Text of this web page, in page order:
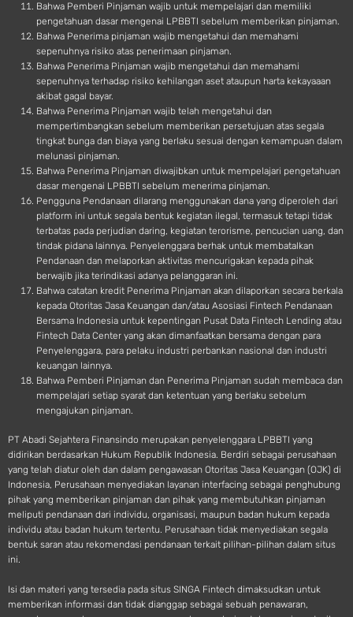
Bahwa Pemberi Pinjaman wajib untuk mempelajari dan memiliki
pengetahuan dasar mengenai LPBBTI sebelum memberikan pinjaman.
Bahwa Penerima pinjaman wajib mengetahui dan memahami
sepenuhnya risiko atas penerimaan pinjaman.
Bahwa Penerima Pinjaman wajib mengetahui dan memahami
sepenuhnya terhadap risiko kehilangan aset ataupun harta kekayaaan
akibat gagal bayar.
Bahwa Penerima Pinjaman wajib telah mengetahui dan
mempertimbangkan sebelum memberikan persetujuan atas segala
tingkat bunga dan biaya yang berlaku sesuai dengan kemampuan dalam
melunasi pinjaman.
Bahwa Penerima Pinjaman diwajibkan untuk mempelajari pengetahuan
dasar mengenai LPBBTI sebelum menerima pinjaman.
Pengguna Pendanaan dilarang menggunakan dana yang diperoleh dari
platform ini untuk segala bentuk kegiatan ilegal, termasuk tetapi tidak
terbatas pada perjudian daring, kegiatan terorisme, pencucian uang, dan
tindak pidana lainnya. Penyelenggara berhak untuk membatalkan
Pendanaan dan melaporkan aktivitas mencurigakan kepada pihak
berwajib jika terindikasi adanya pelanggaran ini.
Bahwa catatan kredit Penerima Pinjaman akan dilaporkan secara berkala
kepada Otoritas Jasa Keuangan dan/atau Asosiasi Fintech Pendanaan
Bersama Indonesia untuk kepentingan Pusat Data Fintech Lending atau
Fintech Data Center yang akan dimanfaatkan bersama dengan para
Penyelenggara, para pelaku industri perbankan nasional dan industri
keuangan lainnya.
Bahwa Pemberi Pinjaman dan Penerima Pinjaman sudah membaca dan
mempelajari setiap syarat dan ketentuan yang berlaku sebelum
mengajukan pinjaman.
PT Abadi Sejahtera Finansindo merupakan penyelenggara LPBBTI yang
didirikan berdasarkan Hukum Republik Indonesia. Berdiri sebagai perusahaan
yang telah diatur oleh dan dalam pengawasan Otoritas Jasa Keuangan (OJK) di
Indonesia, Perusahaan menyediakan layanan interfacing sebagai penghubung
pihak yang memberikan pinjaman dan pihak yang membutuhkan pinjaman
meliputi pendanaan dari individu, organisasi, maupun badan hukum kepada
individu atau badan hukum tertentu. Perusahaan tidak menyediakan segala
bentuk saran atau rekomendasi pendanaan terkait pilihan-pilihan dalam situs
ini.
Isi dan materi yang tersedia pada situs SINGA Fintech dimaksudkan untuk
memberikan informasi dan tidak dianggap sebagai sebuah penawaran,